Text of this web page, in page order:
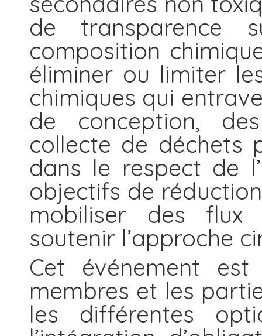
de transparence
composition
éliminer ou limiter
chimiques qui
de conception,
collecte de déchets
dans le respect de
objectifs de
mobiliser des flux
soutenir l’approche
Cet événement
membres et les
les différentes